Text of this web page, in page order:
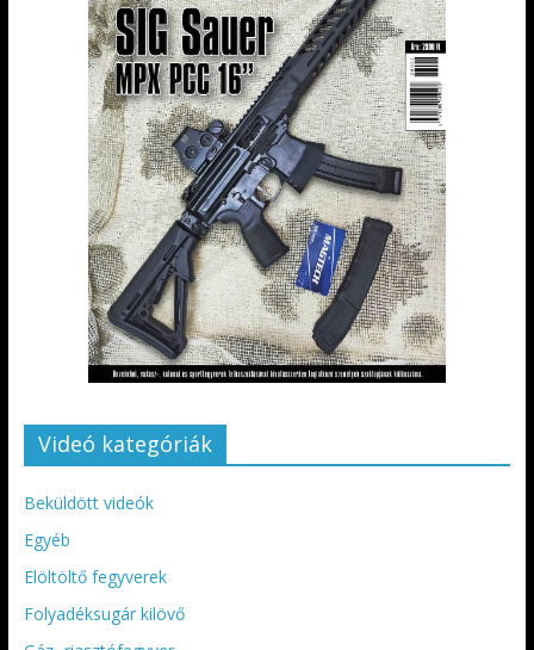
Videó kategóriák
Beküldött videók
Egyéb
Elöltöltő fegyverek
Folyadéksugár kilövő